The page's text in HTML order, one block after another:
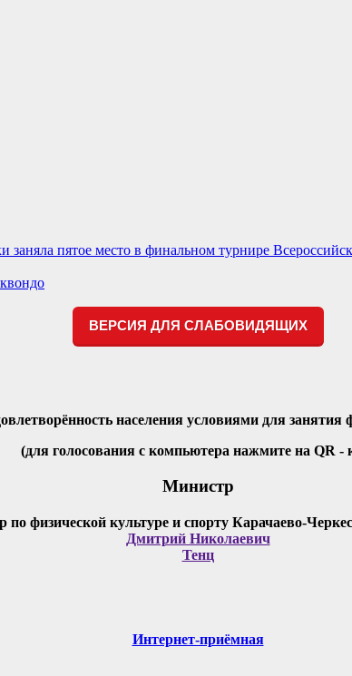
пятое место в финальном турнире
ВЕРСИЯ ДЛЯ СЛАБОВИДЯЩИХ
населения условиями для занятия
(для голосования с компьютера нажмите на QR -
Министр
Дмитрий Николаевич
Тенц
Интернет-приёмная